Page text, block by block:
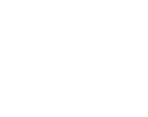
VIAGGI AFRICA